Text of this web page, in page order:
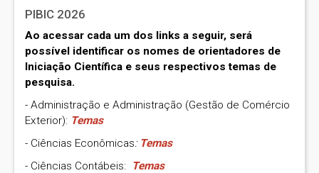
PIBIC 2026
Ao acessar cada um dos links a seguir, será
possível identificar os nomes de orientadores de
Iniciação Científica e seus respectivos temas de
pesquisa.
- Administração e Administração (Gestão de Comércio
Exterior): Temas
- Ciências Econômicas Temas
- Ciências Contábeis:
Temas